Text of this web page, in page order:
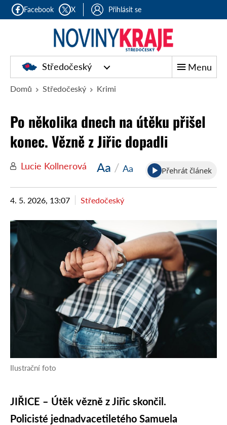
Facebook X Přihlásit se
Středočeský Menu
Domů Středočeský Krimi
Po několika dnech na útěku přišel
konec. Vězně z Jiřic dopadli
Lucie Kollnerová Aa / Aa Přehrát článek
4. 5. 2026, 13:07 Středočeský
Ilustrační foto
JIŘICE – Útěk vězně z Jiřic skončil.
Policisté jednadvacetiletého Samuela